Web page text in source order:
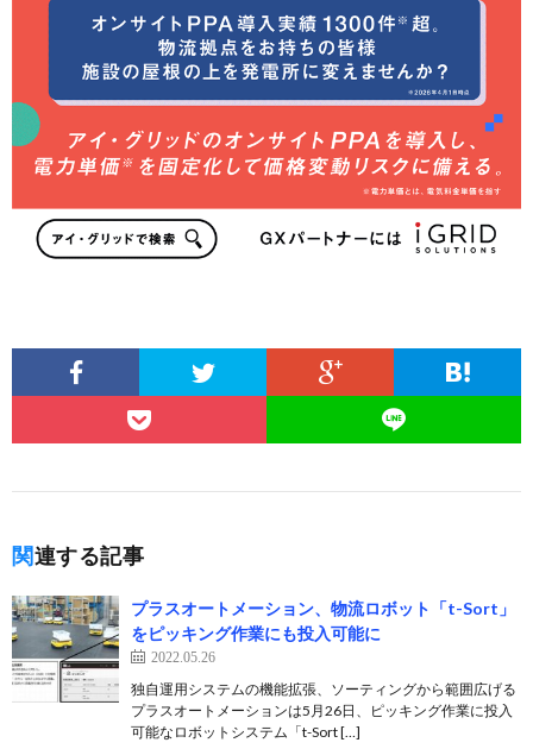
関連する記事
プラスオートメーション、物流ロボット「t-Sort」
をピッキング作業にも投入可能に
2022.05.26
独自運用システムの機能拡張、ソーティングから範囲広げる
プラスオートメーションは5月26日、ピッキング作業に投入
可能なロボットシステム「t-Sort […]